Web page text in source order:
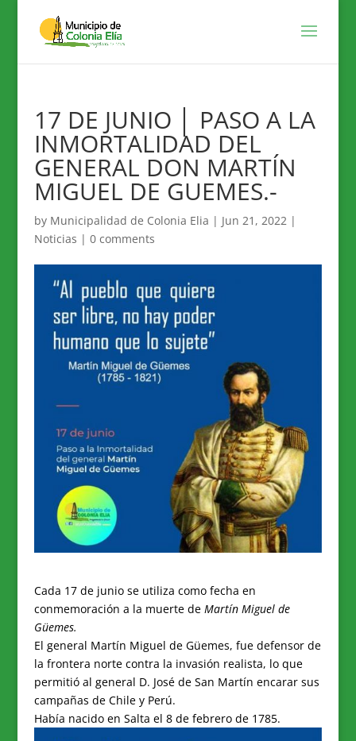
17 DE JUNIO │ PASO A LA
INMORTALIDAD DEL
GENERAL DON MARTÍN
MIGUEL DE GUEMES.-
by Municipalidad de Colonia Elia | Jun 21, 2022|
Noticias | 0 comments
Cada 17 de junio se utiliza como fecha en
conmemoración a la muerte de Martín Miguel de
Güemes.
El general Martín Miguel de Güemes, fue defensor de
la frontera norte contra la invasión realista, lo que
permitió al general D. José de San Martín encarar sus
campañas de Chile y Perú.
Había nacido en Salta el 8 de febrero de 1785.